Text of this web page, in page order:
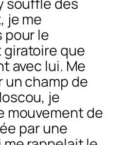
je me
pour le
que
avec lui. Me
champ de
je
mouvement de
par une